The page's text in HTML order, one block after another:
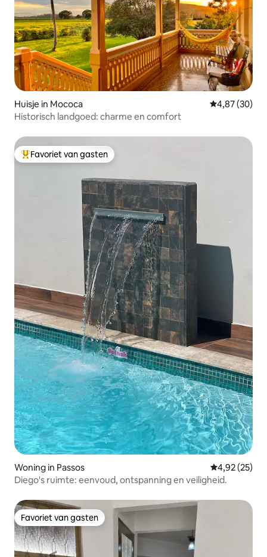
Huisje in Mococa Gemiddelde
4,87 (30)
Historisch landgoed: charme en comfort
Topfavoriet van gasten
Favoriet van gasten
Woning in Passos Gemiddelde
4,92 (25)
Diego's ruimte: eenvoud, ontspanning en veiligheid.
Favoriet van gasten
Favoriet van gasten